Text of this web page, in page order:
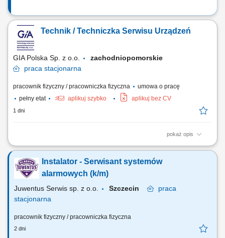
Technik / Techniczka Serwisu Urządzeń
GIA Polska Sp. z o.o.
zachodniopomorskie
praca stacjonarna
pracownik fizyczny / pracowniczka fizyczna
umowa o pracę
pełny etat
aplikuj szybko aplikuj bez CV
1 dni
pokaż opis
Opis stanowiska Realizacja przeglądów technicznych urządzeń
klientów. Diagnostyka usterek i usuwanie awarii. Wykonywanie napraw
gwarancyjnych i serwisowych. Ocena stanu technicznego urządzeń
Instalator - Serwisant systemów
alarmowych (k/m)
Juwentus Serwis sp. z o.o. Szczecin
praca
stacjonarna
pracownik fizyczny / pracowniczka fizyczna
2 dni